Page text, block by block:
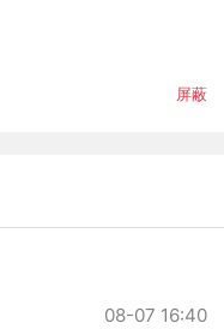
屏蔽
08-07 16:40